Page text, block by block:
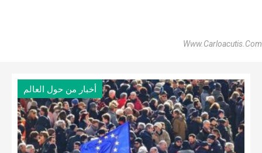
Www.Carloacutis.Com
أخبار من حول العالم